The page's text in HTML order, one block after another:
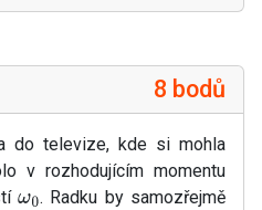
8 bodů
do televize, kde si mohla
v rozhodujícím momentu
ω0. Radku by samozřejmě